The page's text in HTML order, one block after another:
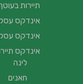
תיירות
אינדקס
אינדקס
אינדקס
לינה
חאנים